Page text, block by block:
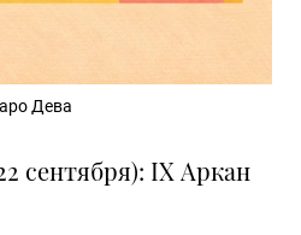
Дева
сентября): IX Аркан